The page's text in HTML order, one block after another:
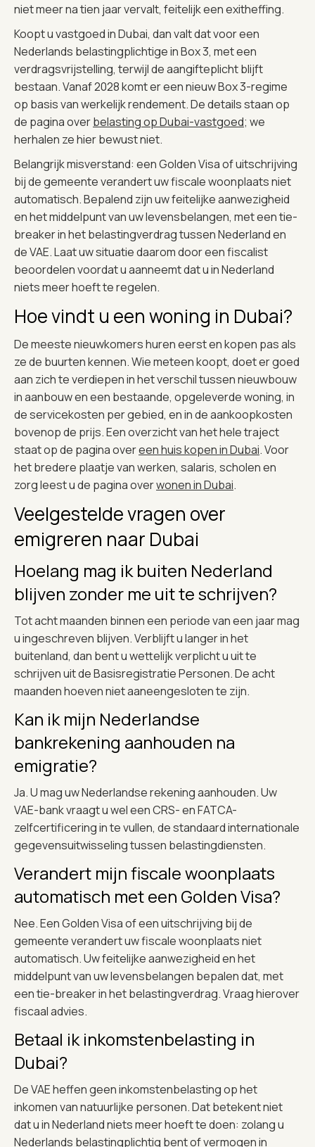
niet meer na tien jaar vervalt, feitelijk een exitheffing.
Koopt u vastgoed in Dubai, dan valt dat voor een
Nederlands belastingplichtige in Box 3, met een
verdragsvrijstelling, terwijl de aangifteplicht blijft
bestaan. Vanaf 2028 komt er een nieuw Box 3-regime
op basis van werkelijk rendement. De details staan op
de pagina overbelasting op Dubai-vastgoed; we
herhalen ze hier bewust niet.
Belangrijk misverstand: een Golden Visa of uitschrijving
bij de gemeente verandert uw fiscale woonplaats niet
automatisch. Bepalend zijn uw feitelijke aanwezigheid
en het middelpunt van uw levensbelangen, met een tie-
breaker in het belastingverdrag tussen Nederland en
de VAE. Laat uw situatie daarom door een fiscalist
beoordelen voordat u aanneemt dat u in Nederland
niets meer hoeft te regelen.
Hoe vindt u een woning in Dubai?
De meeste nieuwkomers huren eerst en kopen pas als
ze de buurten kennen. Wie meteen koopt, doet er goed
aan zich te verdiepen in het verschil tussen nieuwbouw
in aanbouw en een bestaande, opgeleverde woning, in
de servicekosten per gebied, en in de aankoopkosten
bovenop de prijs. Een overzicht van het hele traject
staat op de pagina overeen huis kopen in Dubai. Voor
het bredere plaatje van werken, salaris, scholen en
zorg leest u de pagina overwonen in Dubai.
Veelgestelde vragen over
emigreren naar Dubai
Hoelang mag ik buiten Nederland
blijven zonder me uit te schrijven?
Tot acht maanden binnen een periode van een jaar mag
u ingeschreven blijven. Verblijft u langer in het
buitenland, dan bent u wettelijk verplicht u uit te
schrijven uit de Basisregistratie Personen. De acht
maanden hoeven niet aaneengesloten te zijn.
Kan ik mijn Nederlandse
bankrekening aanhouden na
emigratie?
Ja. U mag uw Nederlandse rekening aanhouden. Uw
VAE-bank vraagt u wel een CRS- en FATCA-
zelfcertificering in te vullen, de standaard internationale
gegevensuitwisseling tussen belastingdiensten.
Verandert mijn fiscale woonplaats
automatisch met een Golden Visa?
Nee. Een Golden Visa of een uitschrijving bij de
gemeente verandert uw fiscale woonplaats niet
automatisch. Uw feitelijke aanwezigheid en het
middelpunt van uw levensbelangen bepalen dat, met
een tie-breaker in het belastingverdrag. Vraag hierover
fiscaal advies.
Betaal ik inkomstenbelasting in
Dubai?
De VAE heffen geen inkomstenbelasting op het
inkomen van natuurlijke personen. Dat betekent niet
dat u in Nederland niets meer hoeft te doen: zolang u
Nederlands belastingplichtig bent of vermogen in